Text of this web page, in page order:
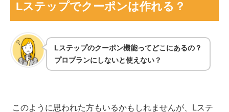
Lステップでクーポンは作れる？
Lステップのクーポン機能ってどこにあるの？
プロプランにしないと使えない？
このように思われた方もいるかもしれませんが、Lステ